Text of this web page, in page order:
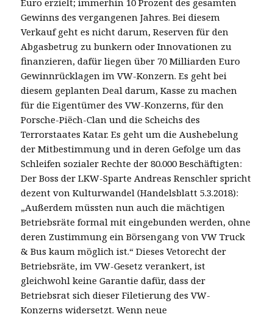
Gewinns des vergangenen Jahres. Bei diesem
Verkauf geht es nicht darum, Reserven für den
Abgasbetrug zu bunkern oder Innovationen zu
finanzieren, dafür liegen über 70 Milliarden Euro
Gewinnrücklagen im VW-Konzern. Es geht bei
diesem geplanten Deal darum, Kasse zu machen
für die Eigentümer des VW-Konzerns, für den
Porsche-Piëch-Clan und die Scheichs des
Terrorstaates Katar. Es geht um die Aushebelung
der Mitbestimmung und in deren Gefolge um das
Schleifen sozialer Rechte der 80.000 Beschäftigten:
Der Boss der LKW-Sparte Andreas Renschler spricht
dezent von Kulturwandel (Handelsblatt 5.3.2018):
„Außerdem müssten nun auch die mächtigen
Betriebsräte formal mit eingebunden werden, ohne
deren Zustimmung ein Börsengang von VW Truck
& Bus kaum möglich ist.“ Dieses Vetorecht der
Betriebsräte, im VW-Gesetz verankert, ist
gleichwohl keine Garantie dafür, dass der
Betriebsrat sich dieser Filetierung des VW-
Konzerns widersetzt. Wenn neue